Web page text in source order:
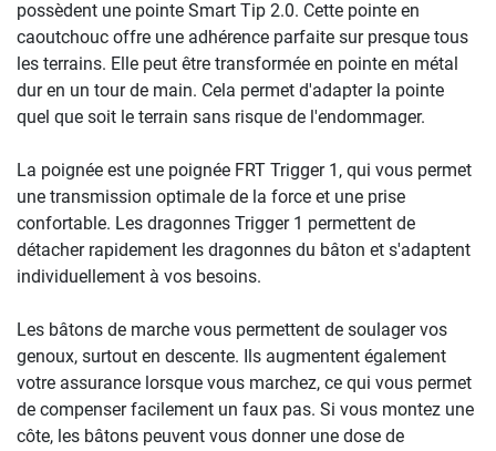
possèdent une pointe Smart Tip 2.0. Cette pointe en
caoutchouc offre une adhérence parfaite sur presque tous
les terrains. Elle peut être transformée en pointe en métal
dur en un tour de main. Cela permet d'adapter la pointe
quel que soit le terrain sans risque de l'endommager.
La poignée est une poignée FRT Trigger 1, qui vous permet
une transmission optimale de la force et une prise
confortable. Les dragonnes Trigger 1 permettent de
détacher rapidement les dragonnes du bâton et s'adaptent
individuellement à vos besoins.
Les bâtons de marche vous permettent de soulager vos
genoux, surtout en descente. Ils augmentent également
votre assurance lorsque vous marchez, ce qui vous permet
de compenser facilement un faux pas. Si vous montez une
côte, les bâtons peuvent vous donner une dose de